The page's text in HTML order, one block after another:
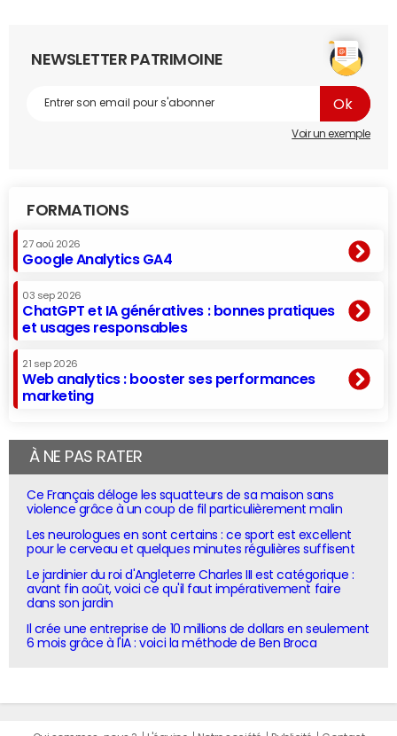
NEWSLETTER PATRIMOINE
Voir un exemple
FORMATIONS
27 aoû 2026
Google Analytics GA4
03 sep 2026
ChatGPT et IA génératives : bonnes pratiques
et usages responsables
21 sep 2026
Web analytics : booster ses performances
marketing
À NE PAS RATER
Ce Français déloge les squatteurs de sa maison sans
violence grâce à un coup de fil particulièrement malin
Les neurologues en sont certains : ce sport est excellent
pour le cerveau et quelques minutes régulières suffisent
Le jardinier du roi d'Angleterre Charles III est catégorique :
avant fin août, voici ce qu'il faut impérativement faire
dans son jardin
Il crée une entreprise de 10 millions de dollars en seulement
6 mois grâce à l'IA : voici la méthode de Ben Broca